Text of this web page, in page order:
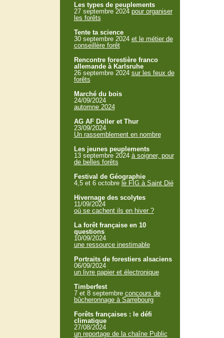
Les types de peuplements
27 septembre 2024 pour organiser
les forêts
Tente ta science
30 septembre 2024 et le métier de
conseillère forêt
Rencontre forestière franco
allemande à Karlsruhe
26 septembre 2024 sur les feux de
forêts
Marché du bois
24/09/2024
automne 2024
AG AF Doller et Thur
23/09/2024
Un rassemblement en nombre
Les jeunes peuplements
13 septembre 2024 à soigner, pour
de belles forêts
Festival de Géographie
4,5 et 6 octobre le FIG à Saint Dié
Hivernage des scolytes
11/09/2024
où se cachent ils en hiver ?
La forêt française en 10
questions
10/09/2024
une ressource inestimable
Portraits de forestiers alsaciens
06/09/2024
un livre papier et électronique
Timberfest
7 et 8 septembre concours de
bûcheronnage à Sarrebourg
Forêts françaises : le défi
climatique
27/08/2024
un reportage de la chaîne Public